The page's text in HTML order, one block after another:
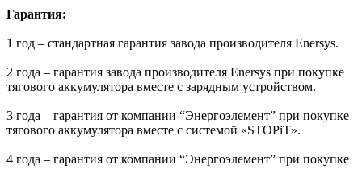
Гарантия:
1 год – стандартная гарантия завода производителя Enersys.
2 года – гарантия завода производителя Enersys при покупке
тягового аккумулятора вместе с зарядным устройством.
3 года – гарантия от компании “Энергоэлемент” при покупке
тягового аккумулятора вместе с системой «STOPiT».
4 года – гарантия от компании “Энергоэлемент” при покупке